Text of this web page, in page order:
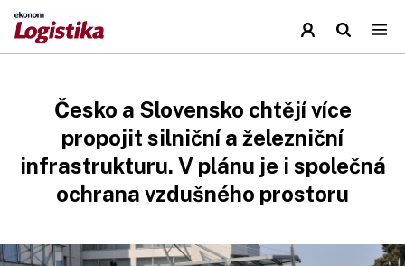
Česko a Slovensko chtějí více
propojit silniční a železniční
infrastrukturu. V plánu je i společná
ochrana vzdušného prostoru